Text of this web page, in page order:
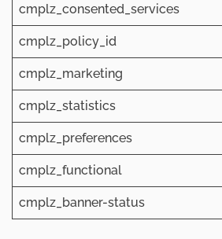
cmplz_consented_services
cmplz_policy_id
cmplz_marketing
cmplz_statistics
cmplz_preferences
cmplz_functional
cmplz_banner-status